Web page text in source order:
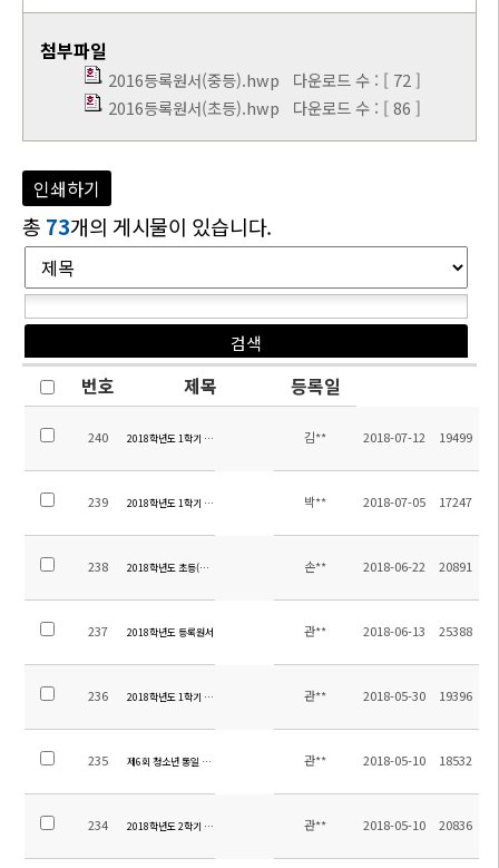
첨부파일
2016등록원서(중등).hwp 다운로드 수 : [ 72 ]
2016등록원서(초등).hwp 다운로드 수 : [ 86 ]
인쇄하기
총 73개의 게시물이 있습니다.
번호 제목 등록일
240 2018학년도 1학기 초등 방과후학교 만족도 조사 결과
김** 2018-07-12 19499
239 2018학년도 1학기 방과후학교 만족도 조사 결과박** 2018-07-05 17247
238 2018학년도 초등(소주-대련) 교류체험학습 정산 내역 알림
손** 2018-06-22 20891
237 2018학년도 등록원서 관** 2018-06-13 25388
236 2018학년도 1학기 중등 현장체험학습 만족도조사 결과 및 정산내역
관** 2018-05-30 19396
235 제6회 청소년 통일 축제 버스 운행 안내 관** 2018-05-10 18532
234 2018학년도 2학기 유초중고 편입학 공고 관** 2018-05-10 20836